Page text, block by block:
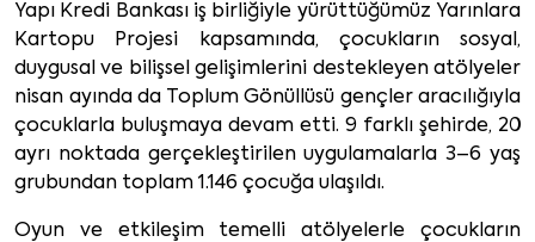
Yapı Kredi Bankası iş birliğiyle yürüttüğümüz Yarınlara
Kartopu Projesi kapsamında, çocukların sosyal,
duygusal ve bilişsel gelişimlerini destekleyen atölyeler
nisan ayında da Toplum Gönüllüsü gençler aracılığıyla
çocuklarla buluşmaya devam etti. 9 farklı şehirde, 20
ayrı noktada gerçekleştirilen uygulamalarla 3–6 yaş
grubundan toplam 1.146 çocuğa ulaşıldı.
Oyun ve etkileşim temelli atölyelerle çocukların